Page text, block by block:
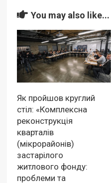
You may also like...
Як пройшов круглий
стіл: «Комплексна
реконструкція
кварталів
(мікрорайонів)
застарілого
житлового фонду:
проблеми та